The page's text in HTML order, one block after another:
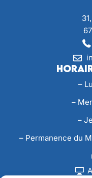
–
–
–
– Permanence du